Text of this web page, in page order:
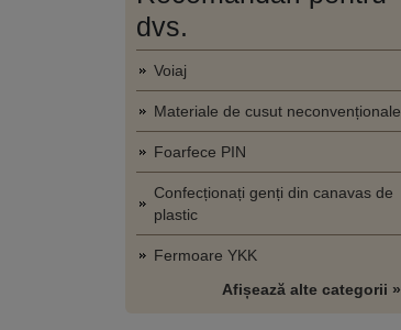
dvs.
Voiaj
Materiale de cusut neconvenționale
Foarfece PIN
Confecționați genți din canavas de
plastic
Fermoare YKK
Afișează alte categorii »